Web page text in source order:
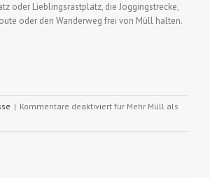
oder Lieblingsrastplatz, die Joggingstrecke,
oder den Wanderweg frei von Müll halten.
| Kommentare deaktiviert für Mehr Müll als